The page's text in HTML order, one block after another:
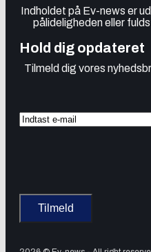
Indholdet på Ev-news er
pålideligheden eller
Hold dig opdateret
Tilmeld dig vores